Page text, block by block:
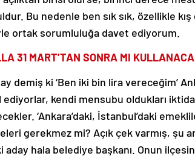
Bu nedenle ben sık sık, özellikle
ortak sorumluluğa davet ediyorum.
31 MART’TAN SONRA MI
demiş ki ‘Ben iki bin lira vereceğim’
kendi mensubu oldukları
‘Ankara’daki, İstanbul’daki
gerekmez mi? Açık çek varmış, şu
aday hala belediye başkanı. Onun